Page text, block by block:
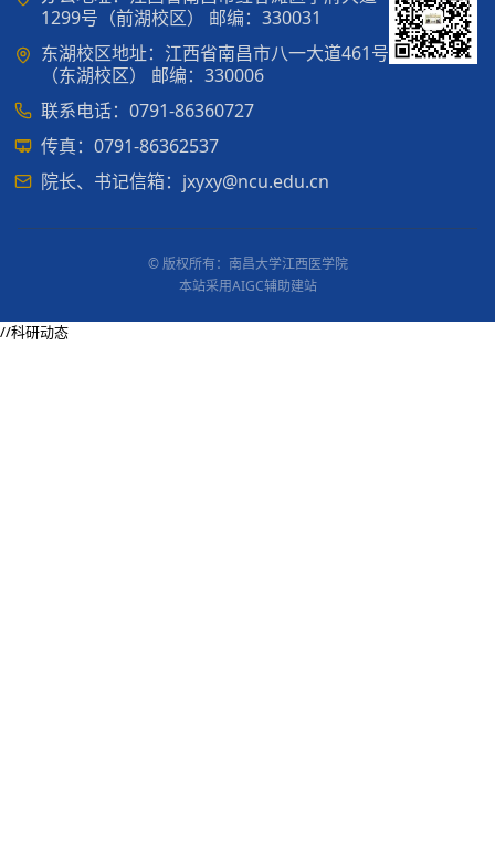
1299号（前湖校区） 邮编：330031
东湖校区地址：江西省南昌市八一大道461号
（东湖校区） 邮编：330006
联系电话：0791-86360727
传真：0791-86362537
院长、书记信箱：jxyxy@ncu.edu.cn
© 版权所有：南昌大学江西医学院
本站采用AIGC辅助建站
//科研动态